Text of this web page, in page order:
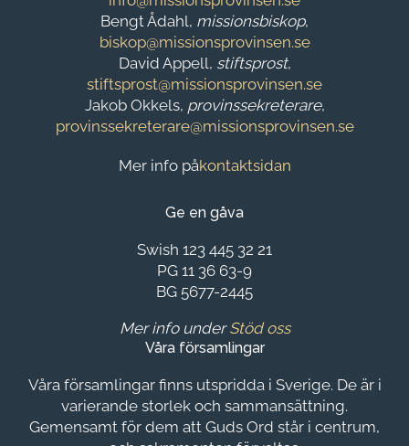
Bengt Ådahl, missionsbiskop,
biskop@missionsprovinsen.se
David Appell, stiftsprost,
stiftsprost@missionsprovinsen.se
Jakob Okkels, provinssekreterare,
provinssekreterare@missionsprovinsen.se
Mer info påkontaktsidan
Ge en gåva
Swish 123 445 32 21
PG 11 36 63-9
BG 5677-2445
Mer info underStöd oss
Våra församlingar
Våra församlingar finns utspridda i Sverige. De är i
varierande storlek och sammansättning.
Gemensamt för dem att Guds Ord står i centrum,